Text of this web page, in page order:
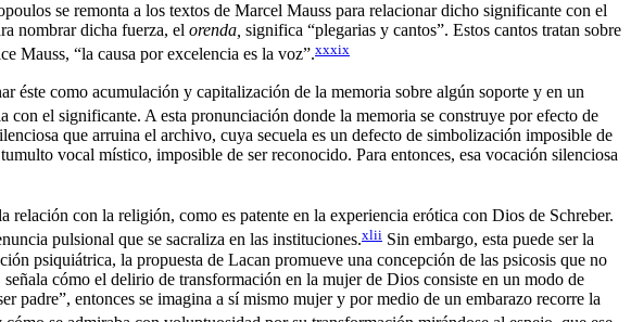
se remonta a los textos de Marcel Mauss para relacionar dicho significante con el
nombrar dicha fuerza, el orenda, significa “plegarias y cantos”. Estos cantos tratan sobre
Mauss, “la causa por excelencia es la voz”.xxxix
como acumulación y capitalización de la memoria sobre algún soporte y en un
el significante. A esta pronunciación donde la memoria se construye por efecto de
que arruina el archivo, cuya secuela es un defecto de simbolización imposible de
vocal místico, imposible de ser reconocido. Para entonces, esa vocación silenciosa
con la religión, como es patente en la experiencia erótica con Dios de Schreber.
pulsional que se sacraliza en las instituciones.xlii Sin embargo, esta puede ser la
psiquiátrica, la propuesta de Lacan promueve una concepción de las psicosis que no
cómo el delirio de transformación en la mujer de Dios consiste en un modo de
entonces se imagina a sí mismo mujer y por medio de un embarazo recorre la